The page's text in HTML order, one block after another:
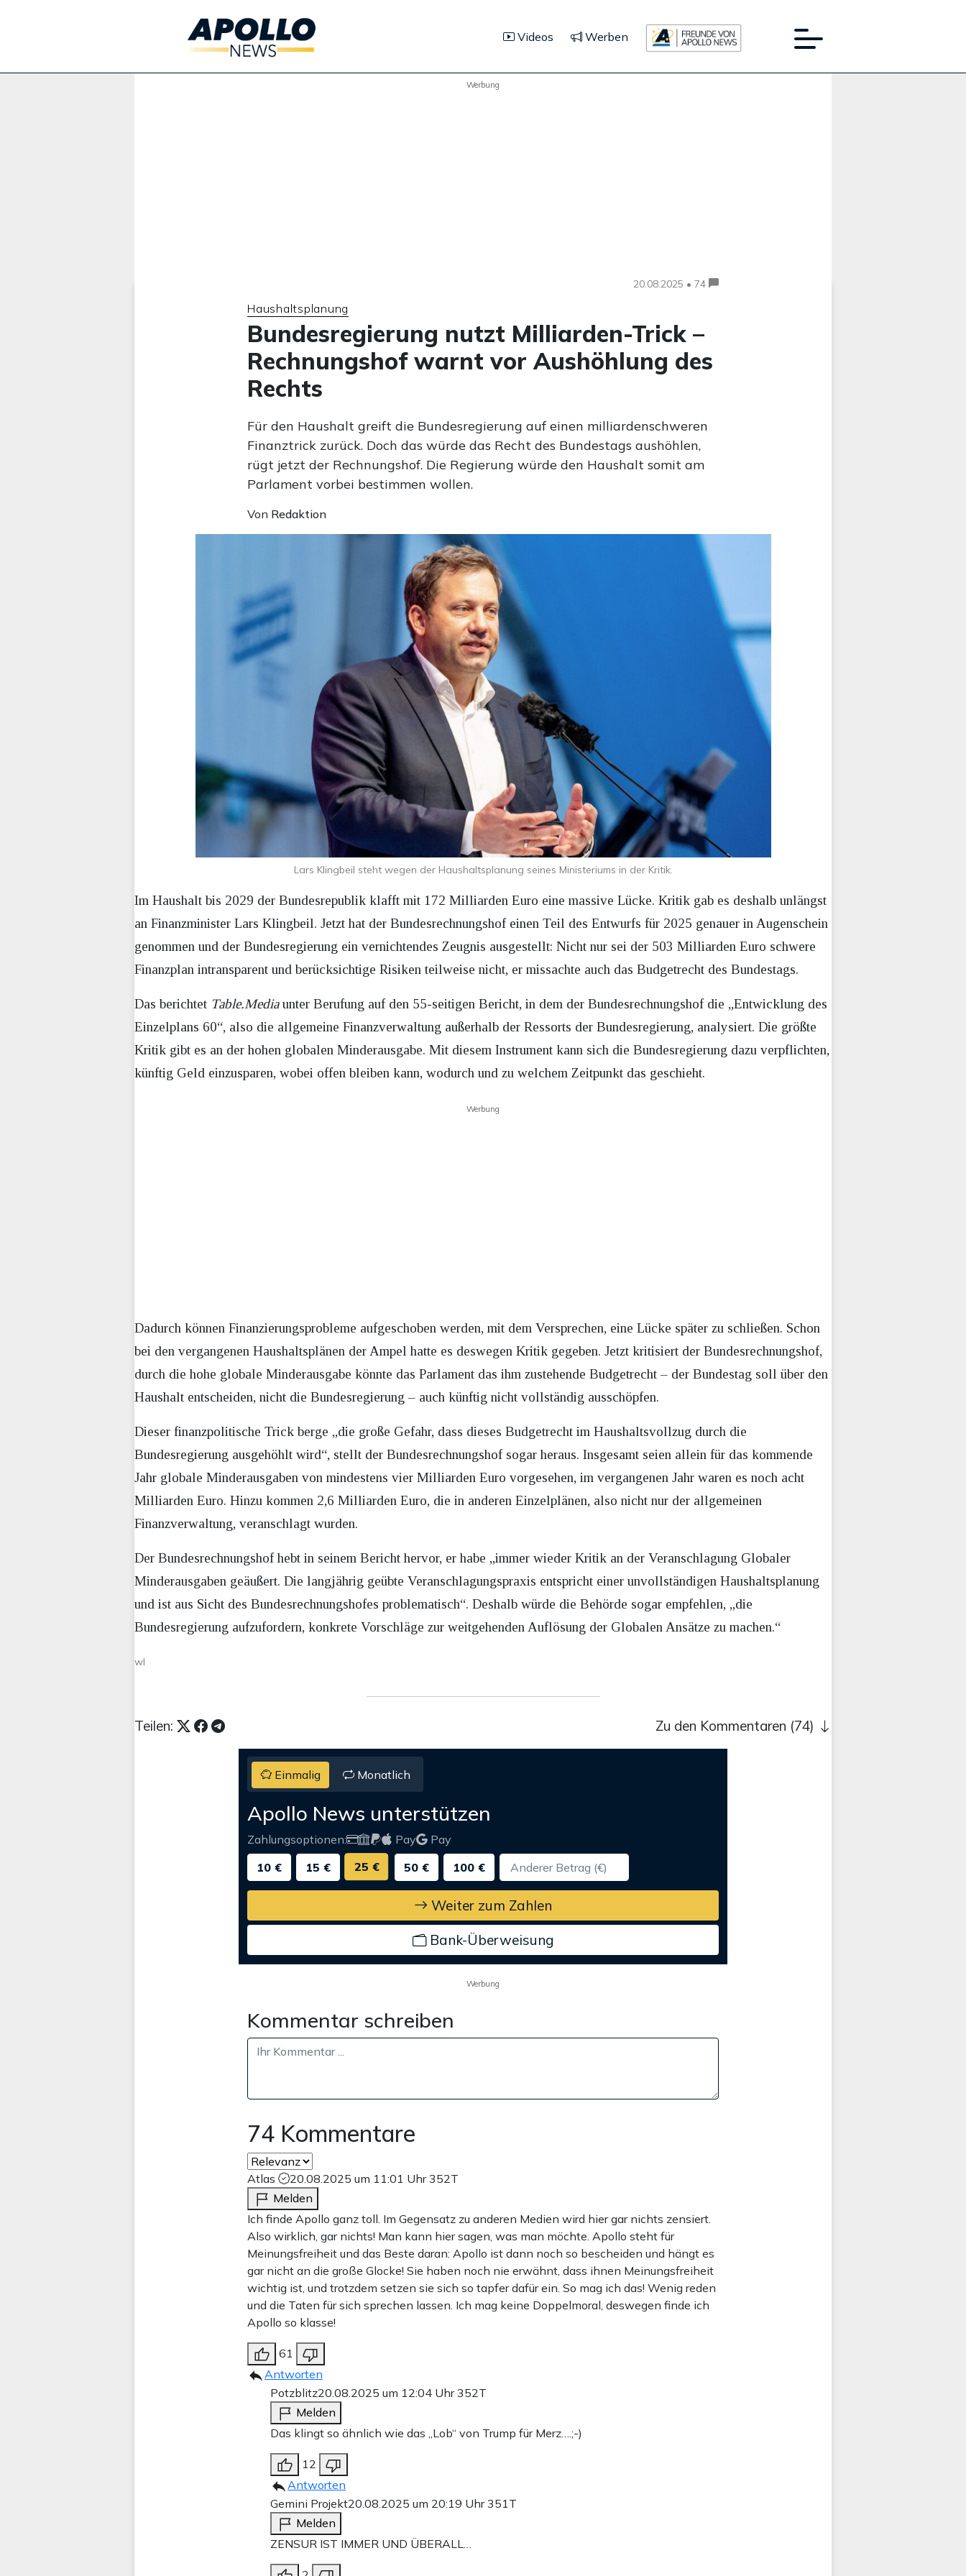
Videos Werben
Werbung
20.08.2025 • 74
Haushaltsplanung
Bundesregierung nutzt Milliarden-Trick –
Rechnungshof warnt vor Aushöhlung des
Rechts
Für den Haushalt greift die Bundesregierung auf einen milliardenschweren
Finanztrick zurück. Doch das würde das Recht des Bundestags aushöhlen,
rügt jetzt der Rechnungshof. Die Regierung würde den Haushalt somit am
Parlament vorbei bestimmen wollen.
Von Redaktion
Lars Klingbeil steht wegen der Haushaltsplanung seines Ministeriums in der Kritik.
Im Haushalt bis 2029 der Bundesrepublik klafft mit 172 Milliarden Euro eine massive Lücke. Kritik gab es deshalb unlängst
an Finanzminister Lars Klingbeil. Jetzt hat der Bundesrechnungshof einen Teil des Entwurfs für 2025 genauer in Augenschein
genommen und der Bundesregierung ein vernichtendes Zeugnis ausgestellt: Nicht nur sei der 503 Milliarden Euro schwere
Finanzplan intransparent und berücksichtige Risiken teilweise nicht, er missachte auch das Budgetrecht des Bundestags.
Das berichtet Table.Mediaunter Berufung auf den 55-seitigen Bericht, in dem der Bundesrechnungshof die „Entwicklung des
Einzelplans 60“, also die allgemeine Finanzverwaltung außerhalb der Ressorts der Bundesregierung, analysiert. Die größte
Kritik gibt es an der hohen globalen Minderausgabe. Mit diesem Instrument kann sich die Bundesregierung dazu verpflichten,
künftig Geld einzusparen, wobei offen bleiben kann, wodurch und zu welchem Zeitpunkt das geschieht.
Werbung
Dadurch können Finanzierungsprobleme aufgeschoben werden, mit dem Versprechen, eine Lücke später zu schließen. Schon
bei den vergangenen Haushaltsplänen der Ampel hatte es deswegen Kritik gegeben. Jetzt kritisiert der Bundesrechnungshof,
durch die hohe globale Minderausgabe könnte das Parlament das ihm zustehende Budgetrecht – der Bundestag soll über den
Haushalt entscheiden, nicht die Bundesregierung – auch künftig nicht vollständig ausschöpfen.
Dieser finanzpolitische Trick berge „die große Gefahr, dass dieses Budgetrecht im Haushaltsvollzug durch die
Bundesregierung ausgehöhlt wird“, stellt der Bundesrechnungshof sogar heraus. Insgesamt seien allein für das kommende
Jahr globale Minderausgaben von mindestens vier Milliarden Euro vorgesehen, im vergangenen Jahr waren es noch acht
Milliarden Euro. Hinzu kommen 2,6 Milliarden Euro, die in anderen Einzelplänen, also nicht nur der allgemeinen
Finanzverwaltung, veranschlagt wurden.
Der Bundesrechnungshof hebt in seinem Bericht hervor, er habe „immer wieder Kritik an der Veranschlagung Globaler
Minderausgaben geäußert. Die langjährig geübte Veranschlagungspraxis entspricht einer unvollständigen Haushaltsplanung
und ist aus Sicht des Bundesrechnungshofes problematisch“. Deshalb würde die Behörde sogar empfehlen, „die
Bundesregierung aufzufordern, konkrete Vorschläge zur weitgehenden Auflösung der Globalen Ansätze zu machen.“
wl
Teilen: Zu den Kommentaren (74)
Einmalig Monatlich
Apollo News unterstützen
Zahlungsoptionen: Pay
Pay
10 €
15 € 25 € 50 € 100 €
Weiter zum Zahlen
Bank-Überweisung
Werbung
Kommentar schreiben
74 Kommentare
Atlas 20.08.2025 um 11:01 Uhr352T
Melden
Ich finde Apollo ganz toll. Im Gegensatz zu anderen Medien wird hier gar nichts zensiert.
Also wirklich, gar nichts! Man kann hier sagen, was man möchte. Apollo steht für
Meinungsfreiheit und das Beste daran: Apollo ist dann noch so bescheiden und hängt es
gar nicht an die große Glocke! Sie haben noch nie erwähnt, dass ihnen Meinungsfreiheit
wichtig ist, und trotzdem setzen sie sich so tapfer dafür ein. So mag ich das! Wenig reden
und die Taten für sich sprechen lassen. Ich mag keine Doppelmoral, deswegen finde ich
Apollo so klasse!
61
Antworten
Potzblitz20.08.2025 um 12:04 Uhr352T
Melden
Das klingt so ähnlich wie das „Lob“ von Trump für Merz….;-)
12
Antworten
Gemini Projekt20.08.2025 um 20:19 Uhr351T
Melden
ZENSUR IST IMMER UND ÜBERALL…